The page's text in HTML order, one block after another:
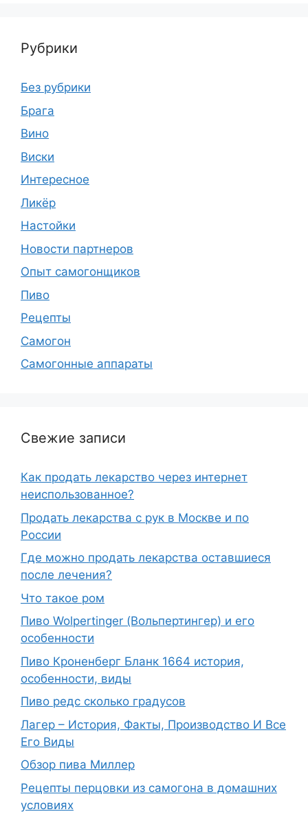
Рубрики
Без рубрики
Брага
Вино
Виски
Интересное
Ликёр
Настойки
Новости партнеров
Опыт самогонщиков
Пиво
Рецепты
Самогон
Самогонные аппараты
Свежие записи
Как продать лекарство через интернет
неиспользованное?
Продать лекарства с рук в Москве и по
России
Где можно продать лекарства оставшиеся
после лечения?
Что такое ром
Пиво Wolpertinger (Вольпертингер) и его
особенности
Пиво Кроненберг Бланк 1664 история,
особенности, виды
Пиво редс сколько градусов
Лагер – История, Факты, Производство И Все
Его Виды
Обзор пива Миллер
Рецепты перцовки из самогона в домашних
условиях